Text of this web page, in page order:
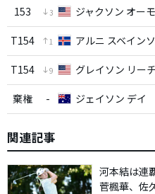
153 3 ジャクソン オー
T154 1 アルニ スベイン
T154 9 グレイソン リーチ
棄権 - ジェイソン デイ
関連記事
河本結は連
菅楓華、佐